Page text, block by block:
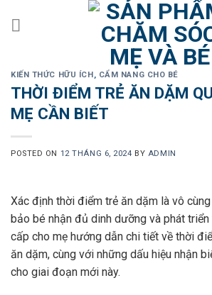
KIẾN THỨC HỮU ÍCH, CẨM NANG CHO BÉ
THỜI ĐIỂM TRẺ ĂN DẶM
MẸ CẦN BIẾT
POSTED ON 12 THÁNG 6, 2024 BY ADMIN
Xác định thời điểm trẻ ăn dặm là vô
bảo bé nhận đủ dinh dưỡng và phát triển
cấp cho mẹ hướng dẫn chi tiết về thời
ăn dặm, cùng với những dấu hiệu nhận
cho giai đoạn mới này.